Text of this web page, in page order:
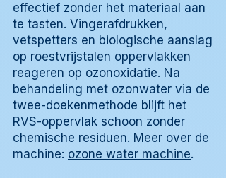
effectief zonder het materiaal aan
te tasten. Vingerafdrukken,
vetspetters en biologische aanslag
op roestvrijstalen oppervlakken
reageren op ozonoxidatie. Na
behandeling met ozonwater via de
twee-doekenmethode blijft het
RVS-oppervlak schoon zonder
chemische residuen. Meer over de
machine: ozone water machine.